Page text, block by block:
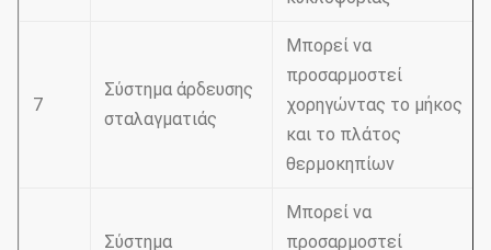
7
Σύστημα άρδευσης
σταλαγματιάς
Μπορεί να
προσαρμοστεί
χορηγώντας το μήκος
και το πλάτος
θερμοκηπίων
Σύστημα
Μπορεί να
προσαρμοστεί